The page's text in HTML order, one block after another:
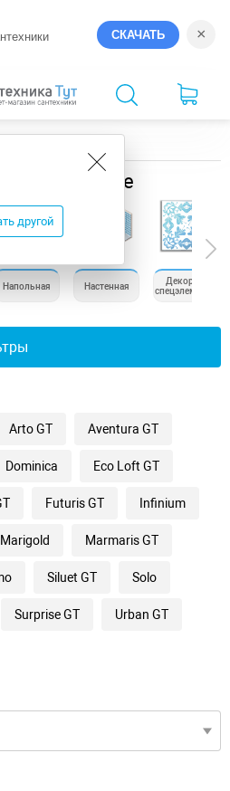
СКАЧАТЬ ×
другой
GlobalTile
Напольная Настенная
Декоры и
спецэлементы
Arto GT Aventura GT
Dominica Eco Loft GT
Futuris GT Infinium
Marigold Marmaris GT
Siluet GT Solo
Surprise GT Urban GT